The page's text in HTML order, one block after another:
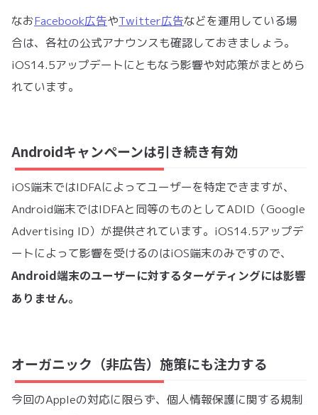
なおFacebook広告やTwitter広告などを運用している場
合は、各社の公式アナウンスも確認しておきましょう。
iOS14.5アップデートにともなう影響や対応策がまとめら
れています。
Androidキャンペーンは引き続き有効
iOS端末ではIDFAによってユーザーを特定できますが、
Android端末ではIDFAと同等のものとしてADID（Google
Advertising ID）が提供されています。iOS14.5アップデ
ートによって影響を受けるのはiOS端末のみですので、
Android端末のユーザーに対するターゲティングには影響
ありません。
オーガニック（非広告）施策にも注力する
今回のAppleの対応に限らず、個人情報保護に関する規制